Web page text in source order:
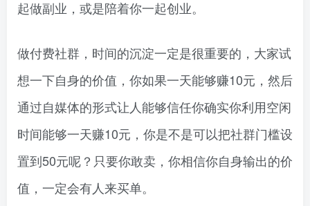
起做副业，或是陪着你一起创业。
做付费社群，时间的沉淀一定是很重要的，大家试
想一下自身的价值，你如果一天能够赚10元，然后
通过自媒体的形式让人能够信任你确实你利用空闲
时间能够一天赚10元，你是不是可以把社群门槛设
置到50元呢？只要你敢卖，你相信你自身输出的价
值，一定会有人来买单。